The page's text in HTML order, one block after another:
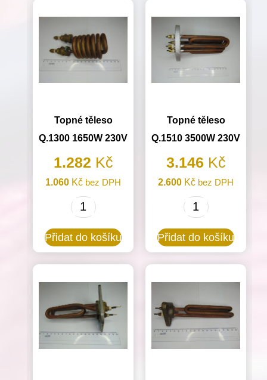
Topné těleso
Q.1300 1650W 230V
1.282 Kč
1.060 Kč bez DPH
Topné
Q.1300
množství
Přidat do košíku
Topné těleso
Q.1510 3500W 230V
3.146 Kč
2.600 Kč bez DPH
Topné
Q.1510
Přidat do košíku